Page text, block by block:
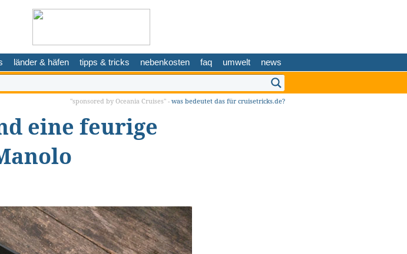
länder & häfen tipps & tricks nebenkosten faq umwelt news
"sponsored by Oceania Cruises" - was bedeutet das für cruisetricks.de?
eine feurige